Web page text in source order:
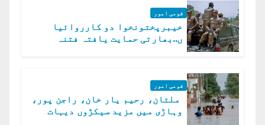
قومی امور
خیبرپختونخوا دو کارروائیا
ں..بھارتی حمایت یافتہ فتنہ
قومی امور
ملتان، رحیم یار خان، راجن پور،
وہاڑی میں مزید سیکڑوں دیہات